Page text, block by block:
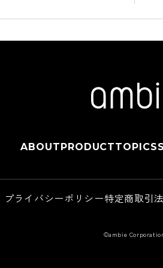
ABOUTPRODUCTTOPICS
プライバシーポリシー特定商取引
©ambie